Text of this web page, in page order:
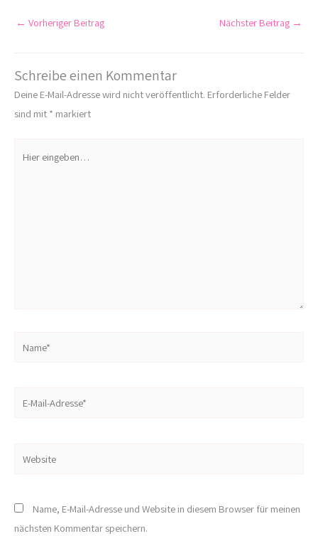
← Vorheriger Beitrag Nächster Beitrag →
Schreibe einen Kommentar
Deine E-Mail-Adresse wird nicht veröffentlicht. Erforderliche Felder
sind mit * markiert
eingeben…
Website
Name, E-Mail-Adresse und Website in diesem Browser für meinen
nächsten Kommentar speichern.